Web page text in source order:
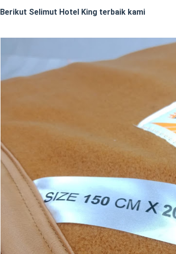
Berikut Selimut Hotel King terbaik kami